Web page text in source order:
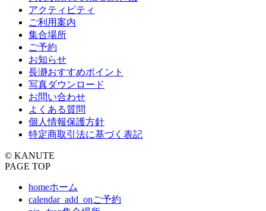
アクティビティ
ご利用案内
集合場所
ご予約
お知らせ
長瀞おすすめポイント
写真ダウンロード
お問い合わせ
よくある質問
個人情報保護方針
特定商取引法に基づく表記
© KANUTE
PAGE TOP
homeホーム
calendar_add_onご予約